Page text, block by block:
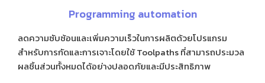
Programming automation
ลดความซับซ้อนและเพิ่มความเร็วในการผลิตด้วยโปรแกรม
สำหรับการกัดและการเจาะโดยใช้ Toolpaths ที่สามารถประมวล
ผลชิ้นส่วนทั้งหมดได้อย่างปลอดภัยและมีประสิทธิภาพ